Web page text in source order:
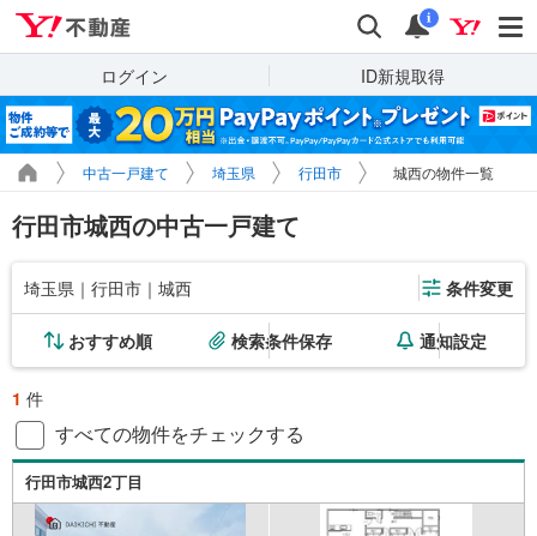
検索 通知
i
ログイン ID新規取得
中古一戸建て 埼玉県 行田市 城西の物件一覧
行田市城西の中古一戸建て
埼玉県｜行田市｜城西 条件変更
おすすめ順 検索条件保存 通知設定
1 件
すべての物件をチェックする
行田市城西2丁目